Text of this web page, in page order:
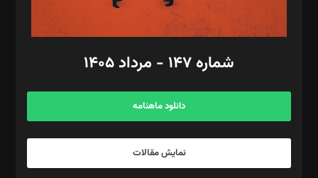
مد‌یر توسعه تجاری: کامبیز برید‌
امور مالی: شاپور رهبری، محمد‌ کاظمی‌نیا
آگهی و مشترکین: ۰۹۱۹۹۹۹۰۴۵۴
شماره ۱۴۷ - مرداد ۱۴۰۵
دانلود ماهنامه
نمایش مقالات